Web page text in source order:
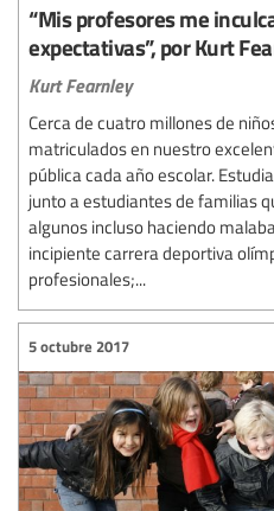
“Mis profesores me
expectativas”, por Kurt
Kurt Fearnley
Cerca de cuatro millones de
matriculados en nuestro
pública cada año escolar.
junto a estudiantes de familias
algunos incluso haciendo
incipiente carrera deportiva
profesionales;...
5 octubre 2017